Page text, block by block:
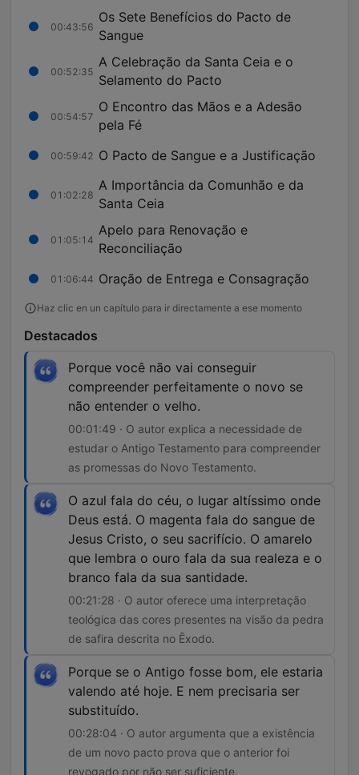
00:43:56
Os Sete Benefícios do Pacto de
Sangue
00:52:35
A Celebração da Santa Ceia e o
Selamento do Pacto
00:54:57
O Encontro das Mãos e a Adesão
pela Fé
00:59:42 O Pacto de Sangue e a Justificação
01:02:28
A Importância da Comunhão e da
Santa Ceia
01:05:14
Apelo para Renovação e
Reconciliação
01:06:44 Oração de Entrega e Consagração
Haz clic en un capítulo para ir directamente a ese momento
Destacados
Porque você não vai conseguir
compreender perfeitamente o novo se
não entender o velho.
00:01:49 · O autor explica a necessidade de
estudar o Antigo Testamento para compreender
as promessas do Novo Testamento.
O azul fala do céu, o lugar altíssimo onde
Deus está. O magenta fala do sangue de
Jesus Cristo, o seu sacrifício. O amarelo
que lembra o ouro fala da sua realeza e o
branco fala da sua santidade.
00:21:28 · O autor oferece uma interpretação
teológica das cores presentes na visão da pedra
de safira descrita no Êxodo.
Porque se o Antigo fosse bom, ele estaria
valendo até hoje. E nem precisaria ser
substituído.
00:28:04 · O autor argumenta que a existência
de um novo pacto prova que o anterior foi
revogado por não ser suficiente.